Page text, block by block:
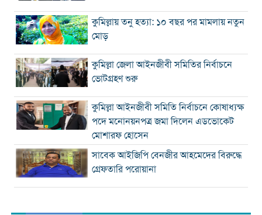
কুমিল্লায় তনু হত্যা: ১০ বছর পর মামলায় নতুন
মোড়
কুমিল্লা জেলা আইনজীবী সমিতির নির্বাচনে
ভোটগ্রহণ শুরু
কুমিল্লা আইনজীবী সমিতি নির্বাচনে কোষাধ্যক্ষ
পদে মনোনয়নপত্র জমা দিলেন এডভোকেট
মোশারফ হোসেন
সাবেক আইজিপি বেনজীর আহমেদের বিরুদ্ধে
গ্রেফতারি পরোয়ানা